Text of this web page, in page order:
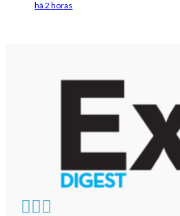
há 2 horas